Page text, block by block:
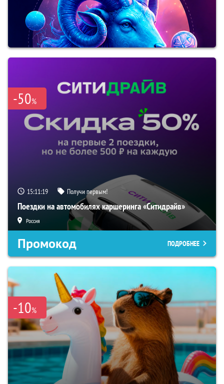
-50%
15:11:18 Получи первым!
Поездки на автомобилях каршеринга «Ситидрайв»
Россия
Промокод ПОДРОБНЕЕ
-10%